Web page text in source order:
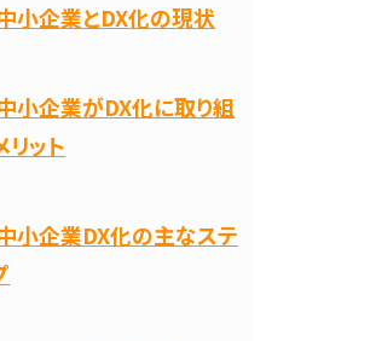
小企業とDX化の現状
小企業がDX化に取り組
リット
小企業DX化の主なステ